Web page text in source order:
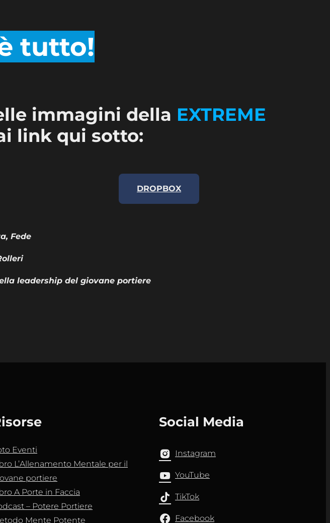
tutto!
immagini della EXTREME
link qui sotto:
DROPBOX
Fede
leadership del giovane portiere
Eventi
L’Allenamento Mentale per il
portiere
A Porte in Faccia
– Potere Portiere
Mente Potente
Social Media
Instagram
YouTube
TikTok
Facebook